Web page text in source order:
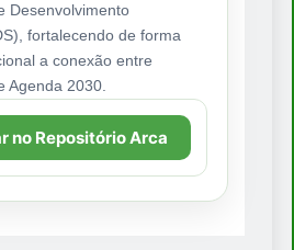
Desenvolvimento
fortalecendo de forma
a conexão entre
Agenda 2030.
no Repositório Arca